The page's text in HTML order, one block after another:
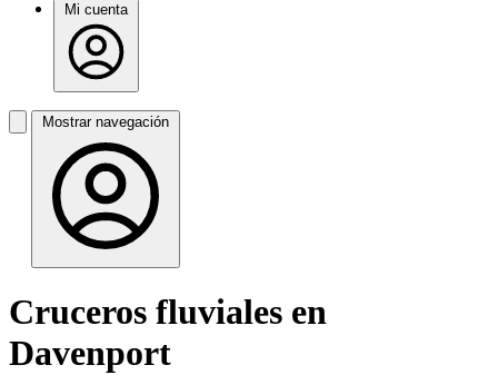
Mi cuenta
Mostrar navegación
Cruceros fluviales en
Davenport